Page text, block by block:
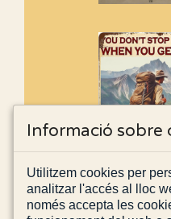
Informació sobre
Utilitzem cookies per
analitzar l'accés al lloc
només accepta les